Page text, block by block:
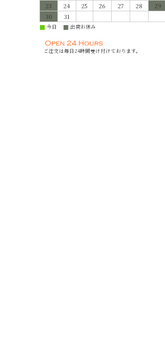
23
24 25 26 27 28
29
30
31
■ 今日 ■ 出荷お休み
ご注文は毎日24時間受け付けております。